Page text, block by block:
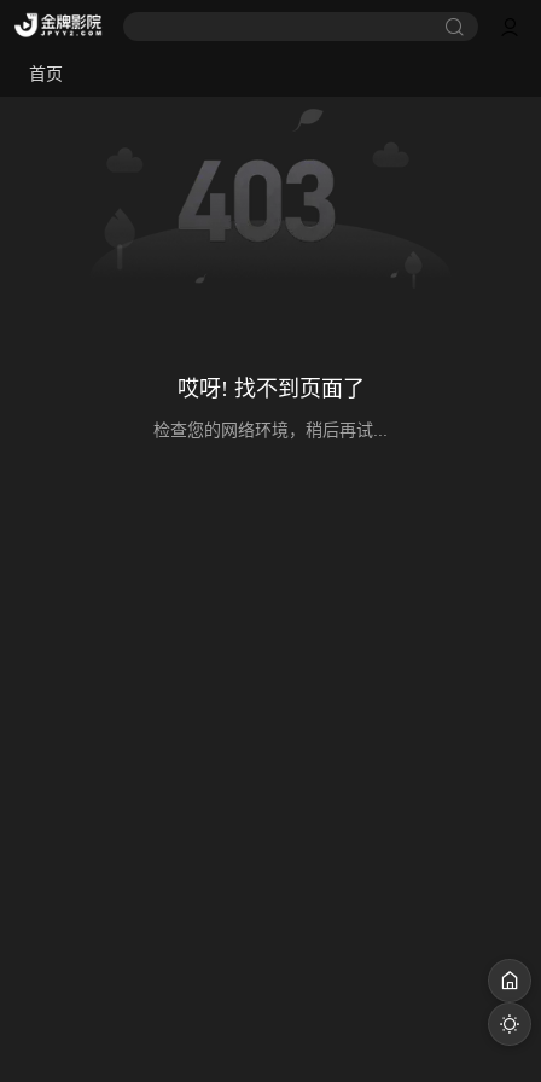
首页
哎呀! 找不到页面了
检查您的网络环境，稍后再试...